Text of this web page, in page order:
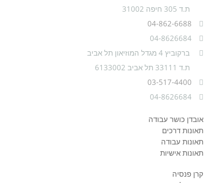
ת.ד 305 חיפה 31002
04-862-6688
04-8626684
ברקוביץ 4 מגדל המוזיאון תל אביב
ת.ד 33111 תל אביב 6133002
03-517-4400
04-8626684
אובדן כושר עבודה
תאונות דרכים
תאונות עבודה
תאונות אישיות
קרן פנסיה